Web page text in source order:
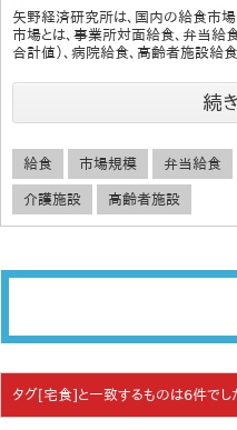
矢野経済研究所は、国内の給食市
市場とは、事業所対面給食、弁当給
合計値）、病院給食、高齢者施設給
続
給食 市場規模 弁当給食
介護施設 高齢者施設
タグ[宅食]と一致するものは6件でし